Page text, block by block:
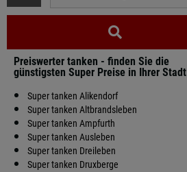
Preiswerter tanken - finden Sie die
günstigsten Super Preise in Ihrer Stadt
Super tanken Alikendorf
Super tanken Altbrandsleben
Super tanken Ampfurth
Super tanken Ausleben
Super tanken Dreileben
Super tanken Druxberge